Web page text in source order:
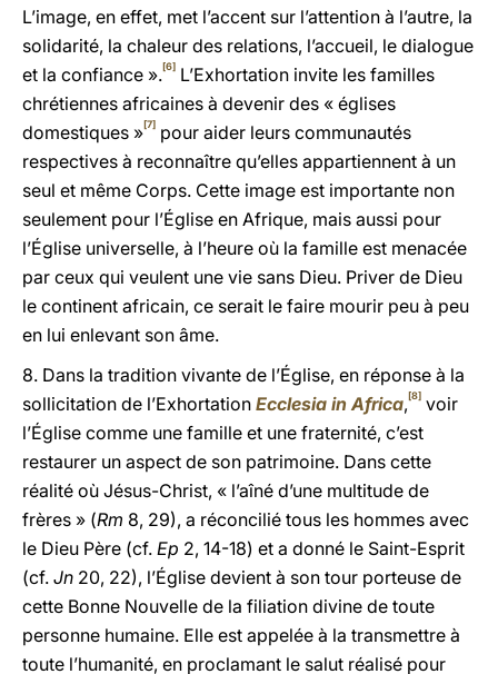
L’image, en effet, met l’accent sur l’attention à l’autre, la
solidarité, la chaleur des relations, l’accueil, le dialogue
et la confiance ».[6] L’Exhortation invite les familles
chrétiennes africaines à devenir des « églises
domestiques »[7] pour aider leurs communautés
respectives à reconnaître qu’elles appartiennent à un
seul et même Corps. Cette image est importante non
seulement pour l’Église en Afrique, mais aussi pour
l’Église universelle, à l’heure où la famille est menacée
par ceux qui veulent une vie sans Dieu. Priver de Dieu
le continent africain, ce serait le faire mourir peu à peu
en lui enlevant son âme.
8. Dans la tradition vivante de l’Église, en réponse à la
sollicitation de l’Exhortation Ecclesia in Africa,[8] voir
l’Église comme une famille et une fraternité, c’est
restaurer un aspect de son patrimoine. Dans cette
réalité où Jésus-Christ, « l’aîné d’une multitude de
frères » (Rm 8, 29), a réconcilié tous les hommes avec
le Dieu Père (cf. Ep 2, 14-18) et a donné le Saint-Esprit
(cf. Jn 20, 22), l’Église devient à son tour porteuse de
cette Bonne Nouvelle de la filiation divine de toute
personne humaine. Elle est appelée à la transmettre à
toute l’humanité, en proclamant le salut réalisé pour